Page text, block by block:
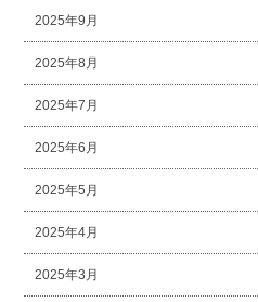
2025年9月
2025年8月
2025年7月
2025年6月
2025年5月
2025年4月
2025年3月